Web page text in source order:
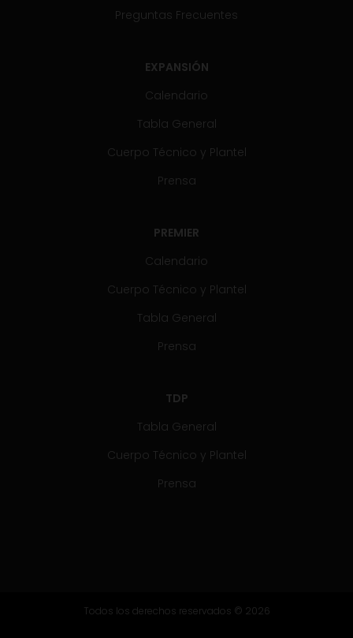
Preguntas Frecuentes
EXPANSIÓN
Calendario
Tabla General
Cuerpo Técnico y Plantel
Prensa
PREMIER
Calendario
Cuerpo Técnico y Plantel
Tabla General
Prensa
TDP
Tabla General
Cuerpo Técnico y Plantel
Prensa
Todos los derechos reservados © 2026